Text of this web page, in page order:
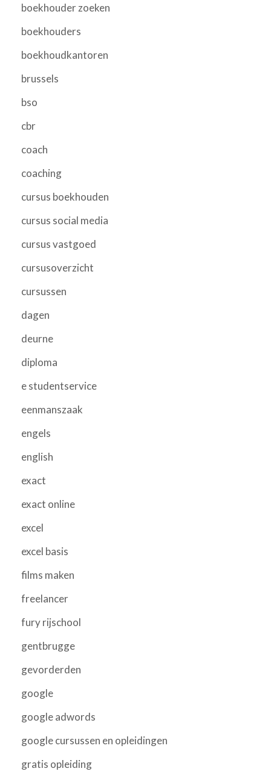
boekhouder zoeken
boekhouders
boekhoudkantoren
brussels
bso
cbr
coach
coaching
cursus boekhouden
cursus social media
cursus vastgoed
cursusoverzicht
cursussen
dagen
deurne
diploma
e studentservice
eenmanszaak
engels
english
exact
exact online
excel
excel basis
films maken
freelancer
fury rijschool
gentbrugge
gevorderden
google
google adwords
google cursussen en opleidingen
gratis opleiding